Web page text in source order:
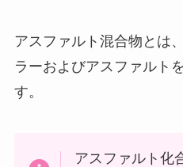
アスファルト混合物とは
ラーおよびアスファルト
す。
アスファルト化